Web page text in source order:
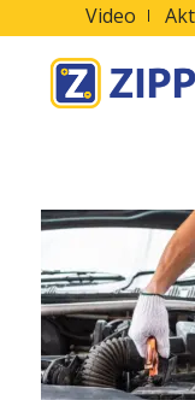
Video